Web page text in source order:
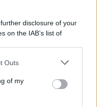
disclosure of your
on the IAB’s list of
by us to third parties
one or more Google
Outs
of my